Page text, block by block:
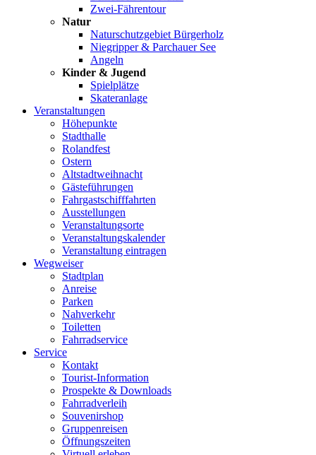
Zwei-Fährentour
Natur
Naturschutzgebiet Bürgerholz
Niegripper & Parchauer See
Angeln
Kinder & Jugend
Spielplätze
Skateranlage
Veranstaltungen
Höhepunkte
Stadthalle
Rolandfest
Ostern
Altstadtweihnacht
Gästeführungen
Fahrgastschifffahrten
Ausstellungen
Veranstaltungsorte
Veranstaltungskalender
Veranstaltung eintragen
Wegweiser
Stadtplan
Anreise
Parken
Nahverkehr
Toiletten
Fahrradservice
Service
Kontakt
Tourist-Information
Prospekte & Downloads
Fahrradverleih
Souvenirshop
Gruppenreisen
Öffnungszeiten